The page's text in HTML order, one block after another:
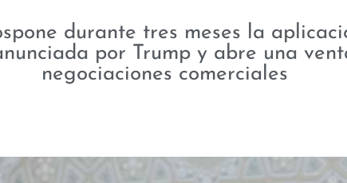
durante tres meses la
por Trump y abre una
negociaciones comerciales